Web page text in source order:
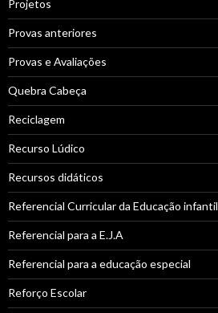
Projetos
Provas anteriores
Provas e Avaliações
Quebra Cabeça
Reciclagem
Recurso Lúdico
Recursos didáticos
Referencial Curricular da Educação infantil
Referencial para a E.J.A
Referencial para a educação especial
Reforço Escolar